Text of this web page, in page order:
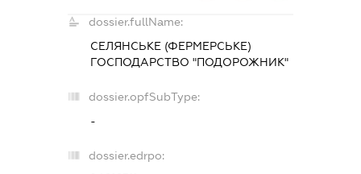
dossier.fullName:
СЕЛЯНСЬКЕ (ФЕРМЕРСЬКЕ)
ГОСПОДАРСТВО "ПОДОРОЖНИК"
dossier.opfSubType:
-
dossier.edrpo: